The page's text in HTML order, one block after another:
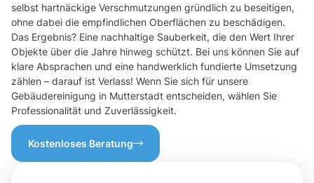
selbst hartnäckige Verschmutzungen gründlich zu beseitigen,
ohne dabei die empfindlichen Oberflächen zu beschädigen.
Das Ergebnis? Eine nachhaltige Sauberkeit, die den Wert Ihrer
Objekte über die Jahre hinweg schützt. Bei uns können Sie auf
klare Absprachen und eine handwerklich fundierte Umsetzung
zählen – darauf ist Verlass! Wenn Sie sich für unsere
Gebäudereinigung in Mutterstadt entscheiden, wählen Sie
Professionalität und Zuverlässigkeit.
Kostenloses Beratung